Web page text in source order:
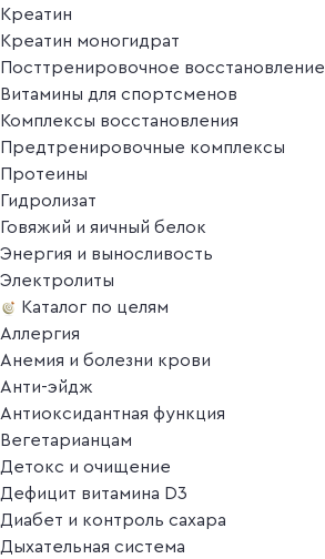
Креатин
Креатин моногидрат
Посттренировочное восстановление
Витамины для спортсменов
Комплексы восстановления
Предтренировочные комплексы
Протеины
Гидролизат
Говяжий и яичный белок
Энергия и выносливость
Электролиты
Каталог по целям
Аллергия
Анемия и болезни крови
Анти-эйдж
Антиоксидантная функция
Вегетарианцам
Детокс и очищение
Дефицит витамина D3
Диабет и контроль сахара
Дыхательная система